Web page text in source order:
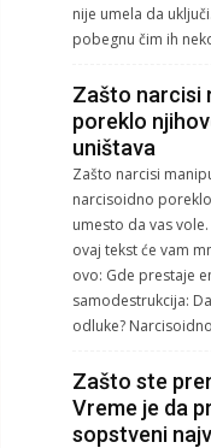
nije umela da
pobegnu čim ih
Zašto narcisi
poreklo
uništava
Zašto narcisi
narcisoidno
umesto da vas
ovaj tekst će vam
ovo: Gde prestaje
samodestrukcija:
odluke?
Zašto ste
Vreme je da
sopstveni